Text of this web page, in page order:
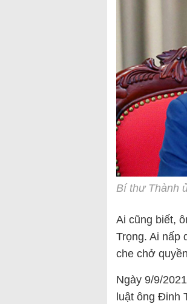
Bí thư Thành
Ai cũng biết,
Trọng. Ai nấp
che chở
Ngày 9/9/
luật ông Đinh